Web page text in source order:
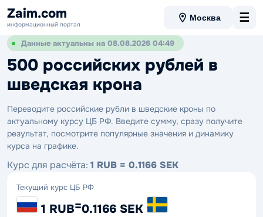
Zaim.com
информационный портал
Москва ☰
Данные актуальны на 08.08.2026 04:49
500 российских рублей в
шведская крона
Переводите российские рубли в шведские кроны по
актуальному курсу ЦБ РФ. Введите сумму, сразу получите
результат, посмотрите популярные значения и динамику
курса на графике.
Курс для расчёта: 1 RUB = 0.1166 SEK
Текущий курс ЦБ РФ
1 RUB=0.1166 SEK